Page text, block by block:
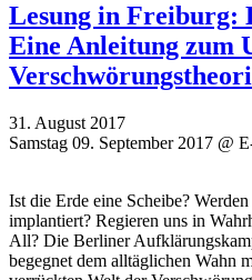
Lesung in Freiburg:
Eine Anleitung zum
31. August 2017
Samstag 09. September 2017 @
Ist die Erde eine Scheibe?
implantiert? Regieren uns in
All? Die Berliner
begegnet dem alltäglichen Wahn